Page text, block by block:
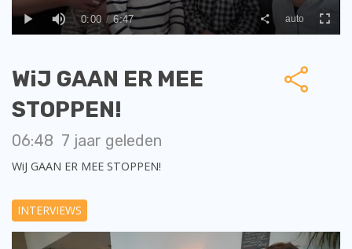
WiJ GAAN ER MEE
STOPPEN!
06:48 7 jaar geleden
WiJ GAAN ER MEE STOPPEN!
INTERVIEWS